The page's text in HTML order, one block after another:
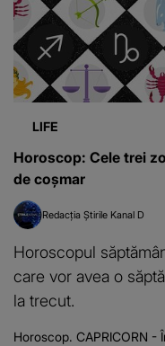
LIFE
Horoscop: Cele trei
de coșmar
Redacția Știrile Kanal D
Horoscopul
care vor avea o
la trecut.
Horoscop. CAPRICORN